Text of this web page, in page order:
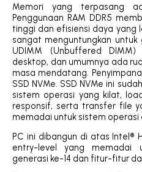
Memori yang terpasang
Penggunaan RAM DDR5
tinggi dan efisiensi daya yang
sangat menguntungkan
UDIMM (Unbuffered
desktop, dan umumnya ada
masa mendatang.
SSD NVMe. SSD NVMe ini
sistem operasi yang kilat,
responsif, serta transfer file
memadai untuk sistem
PC ini dibangun di atas Intel®
entry-level yang memadai
generasi ke-14 dan fitur-fitur